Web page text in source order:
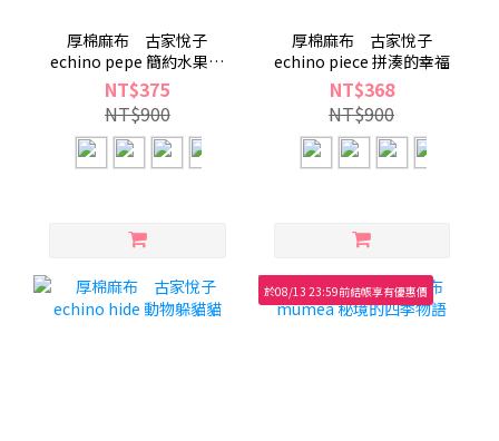
厚棉麻布 古家悅子
echino pepe 簡約水果小
世界
NT$375
NT$900
厚棉麻布 古家悅子
echino piece 拼湊的幸福
NT$368
NT$900
於08/13 23:59前結帳享有優惠價